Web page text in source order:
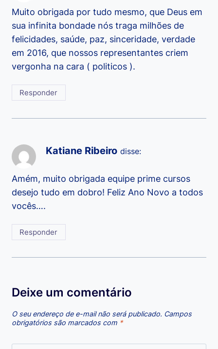
Muito obrigada por tudo mesmo, que Deus em
sua infinita bondade nós traga milhões de
felicidades, saúde, paz, sinceridade, verdade
em 2016, que nossos representantes criem
vergonha na cara ( politicos ).
Responder
Katiane Ribeiro disse:
Amém, muito obrigada equipe prime cursos
desejo tudo em dobro! Feliz Ano Novo a todos
vocês….
Responder
Deixe um comentário
O seu endereço de e-mail não será publicado. Campos
obrigatórios são marcados com *